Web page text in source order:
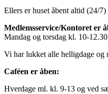
Ellers er huset åbent altid (24/
Medlemsservice/Kontoret er
Mandag og torsdag kl. 10-
Vi har lukket alle helligdage og
Caféen er åben:
Hverdage ml. kl. 9-13 og ved